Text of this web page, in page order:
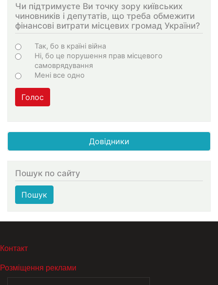
Чи підтримуєте Ви точку зору київських
чиновників і депутатів, що треба обмежити
фінансові витрати місцевих громад України?
Варіанти
Так, бо в країні війна
Ні, бо це порушення прав місцевого
самоврядування
Мені все одно
Голос
Довідники
Пошук по сайту
Пошук
МЕНЮ В ПОДВАЛЕ
Контакт
Розміщення реклами